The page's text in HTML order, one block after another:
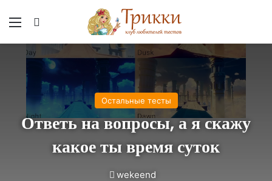
Меню
Остальные тесты
Ответь на вопросы, а я скажу
какое ты время суток
wekeend